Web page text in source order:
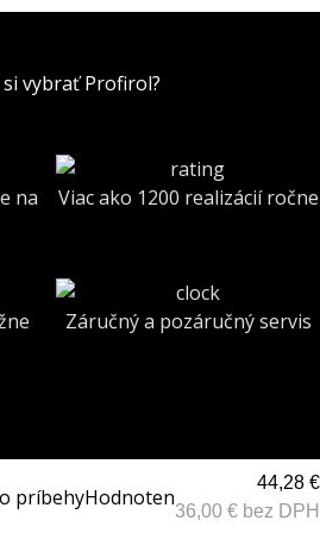
vybrať Profirol?
na
Viac ako 1200 realizácií ročne
Záručný a pozáručný servis
príbehyHodnotenia
44,28 €
36,00 € bez DPH